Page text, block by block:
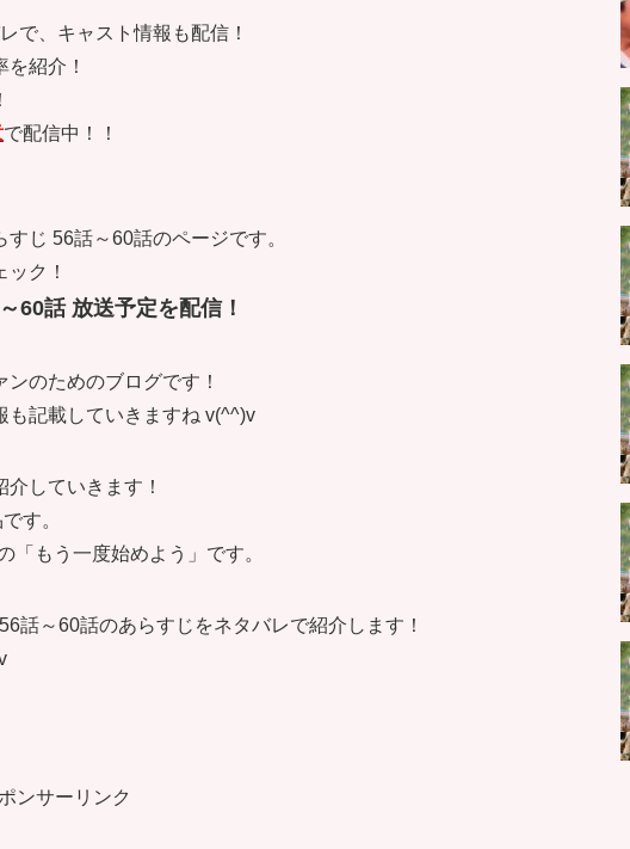
で、キャスト情報も配信！
紹介！
で配信中！！
じ 56話～60話のページです。
ク！
60話 放送予定を配信！
のためのブログです！
も記載していきますね v(^^)v
していきます！
す。
「もう一度始めよう」です。
話～60話のあらすじをネタバレで紹介します！
ンサーリンク